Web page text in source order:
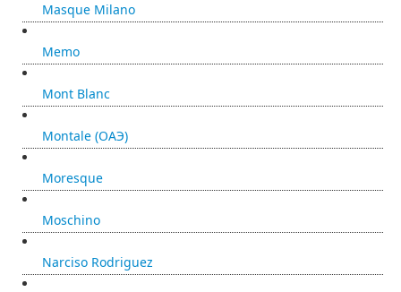
Masque Milano
Memo
Mont Blanc
Montale (ОАЭ)
Moresque
Moschino
Narciso Rodriguez